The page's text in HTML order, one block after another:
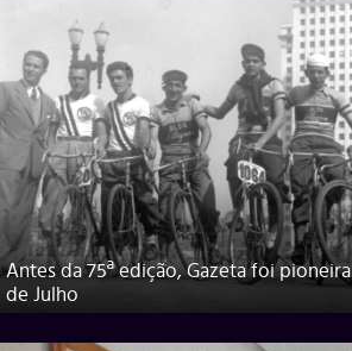
Antes da 75ª edição, Gazeta foi
de Julho